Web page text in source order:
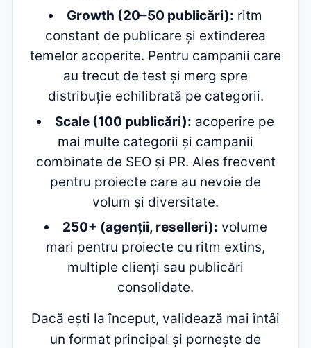
Growth (20–50 publicări): ritm
constant de publicare și extinderea
temelor acoperite. Pentru campanii care
au trecut de test și merg spre
distribuție echilibrată pe categorii.
Scale (100 publicări): acoperire pe
mai multe categorii și campanii
combinate de SEO și PR. Ales frecvent
pentru proiecte care au nevoie de
volum și diversitate.
250+ (agenții, reselleri): volume
mari pentru proiecte cu ritm extins,
multiple clienți sau publicări
consolidate.
Dacă ești la început, validează mai întâi
un format principal și pornește de